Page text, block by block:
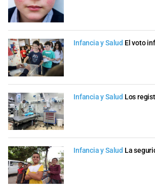
Infancia y Salud El voto
Infancia y Salud Los
Infancia y Salud La